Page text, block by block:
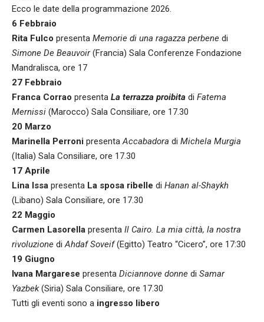
Ecco le date della programmazione 2026.
6 Febbraio
Rita Fulco presenta Memorie di una ragazza perbene di
Simone De Beauvoir(Francia) Sala Conferenze Fondazione
Mandralisca, ore 17
27 Febbraio
Franca Corrao presenta La terrazza proibita di Fatema
Mernissi (Marocco) Sala Consiliare, ore 17.30
20 Marzo
Marinella Perroni presenta Accabadora di Michela Murgia
(Italia) Sala Consiliare, ore 17.30
17 Aprile
Lina Issa presenta La sposa ribelle di Hanan al-Shaykh
(Libano) Sala Consiliare, ore 17.30
22 Maggio
Carmen Lasorella presenta Il Cairo. La mia città, la nostra
rivoluzione di Ahdaf Soveif(Egitto) Teatro “Cicero”, ore 17:30
19 Giugno
Ivana Margarese presenta Diciannove donne di Samar
Yazbek(Siria) Sala Consiliare, ore 17.30
Tutti gli eventi sono a ingresso libero